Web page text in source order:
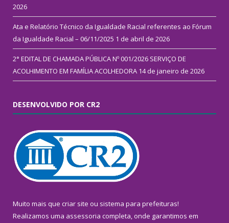
2026
Ata e Relatório Técnico da Igualdade Racial referentes ao Fórum
da Igualdade Racial – 06/11/2025 1 de abril de 2026
2° EDITAL DE CHAMADA PÚBLICA Nº 001/2026 SERVIÇO DE
ACOLHIMENTO EM FAMÍLIA ACOLHEDORA 14 de janeiro de 2026
DESENVOLVIDO POR CR2
Muito mais que criar site ou sistema para prefeituras!
Realizamos uma assessoria completa, onde garantimos em